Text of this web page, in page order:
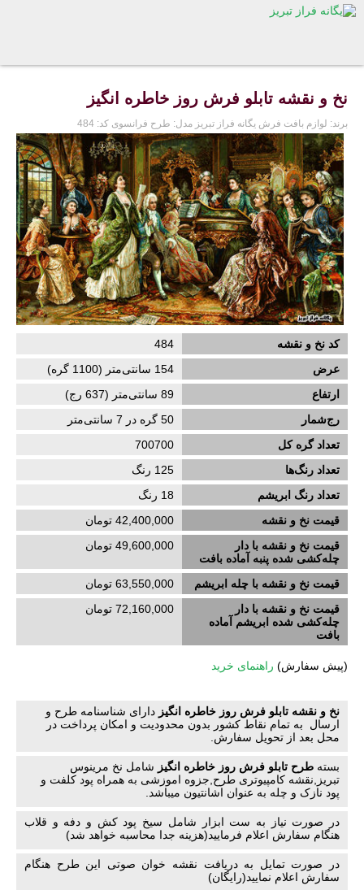
نخ و نقشه تابلو فرش روز خاطره انگیز
برند: لوازم بافت فرش یگانه فراز تبریز مدل: طرح فرانسوی کد: 484
کد نخ و نقشه
484
عرض
154 سانتی‌متر (1100 گره)
ارتفاع
89 سانتی‌متر (637 رج)
رج‌شمار
50 گره در 7 سانتی‌متر
تعداد گره کل
700700
تعداد رنگ‌ها
125 رنگ
تعداد رنگ ابریشم
18 رنگ
قیمت نخ و نقشه
42,400,000 تومان
قیمت نخ و نقشه با دار
چله‌کشی‌ شده پنبه آماده بافت
49,600,000 تومان
قیمت نخ و نقشه با چله ابریشم
63,550,000 تومان
قیمت نخ و نقشه با دار
چله‌کشی‌ شده ابریشم آماده
بافت
72,160,000 تومان
(پیش سفارش) راهنمای خرید
نخ و نقشه تابلو فرش روز خاطره انگیز دارای شناسنامه طرح و
ارسال به تمام نقاط کشور بدون محدودیت و امکان پرداخت در
محل بعد از تحویل سفارش.
بسته طرح تابلو فرش روز خاطره انگیز شامل نخ مرینوس
تبریز,نقشه کامپیوتری طرح,جزوه اموزشی به همراه پود کلفت و
پود نازک و چله به عنوان اشانتیون میباشد.
در صورت نیاز به ست ابزار شامل سیخ پود کش و دفه و قلاب
هنگام سفارش اعلام فرمایید(هزینه جدا محاسبه خواهد شد)
در صورت تمایل به دریافت نقشه خوان صوتی این طرح هنگام
سفارش اعلام نمایید(رایگان)